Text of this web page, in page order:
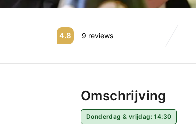
4.8 9 reviews
Omschrijving
Donderdag & vrijdag: 14:30